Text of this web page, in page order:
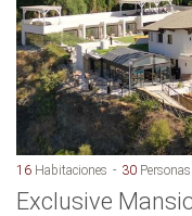
16 Habitaciones 30 Personas
Exclusive